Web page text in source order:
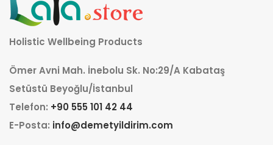
Holistic Wellbeing Products
Ömer Avni Mah. İnebolu Sk. No:29/A Kabataş
Setüstü Beyoğlu/İstanbul
Telefon: +90 555 101 42 44
E-Posta: info@demetyildirim.com